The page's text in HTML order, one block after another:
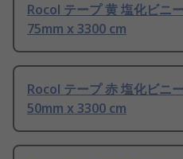
Rocol テープ 黄 塩化ビニ
75mm x 3300 cm
Rocol テープ 赤 塩化ビニ
50mm x 3300 cm